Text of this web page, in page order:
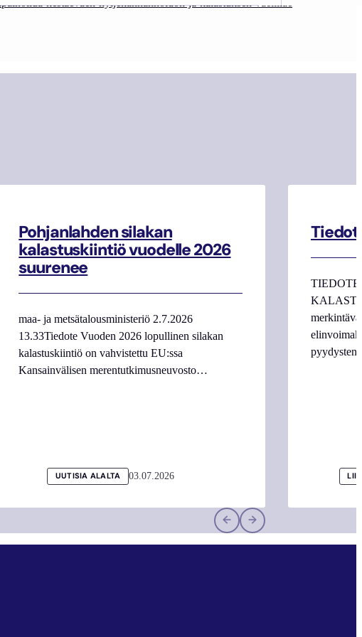
Pohjanlahden silakan
kalastuskiintiö vuodelle 2026
suurenee
maa- ja metsätalousministeriö 2.7.2026
13.33Tiedote Vuoden 2026 lopullinen silakan
kalastuskiintiö on vahvistettu EU:ssa
Kansainvälisen merentutkimusneuvosto…
UUTISIA ALALTA 03.07.2026
pyydysten